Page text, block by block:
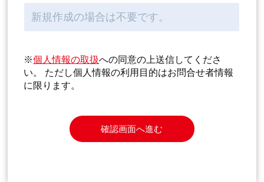
※個人情報の取扱への同意の上送信してくださ
い。 ただし個人情報の利用目的はお問合せ者情報
に限ります。
確認画面へ進む